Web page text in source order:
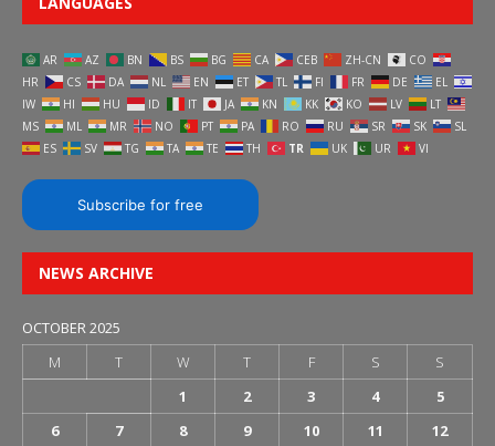
AR AZ BN BS BG CA CEB ZH-CN
CO
HR
CS DA NL EN ET TL FI FR DE
EL
IW
HI HU ID IT JA KN KK KO LV
LT
MS
ML MR NO PT PA RO RU SR SK
SL
ES
SV TG TA TE TH TR UK UR VI
Subscribe for free
NEWS ARCHIVE
OCTOBER 2025
M
T W T F S
S
1
2 3 4
5
6
7 8 9 10 11 12